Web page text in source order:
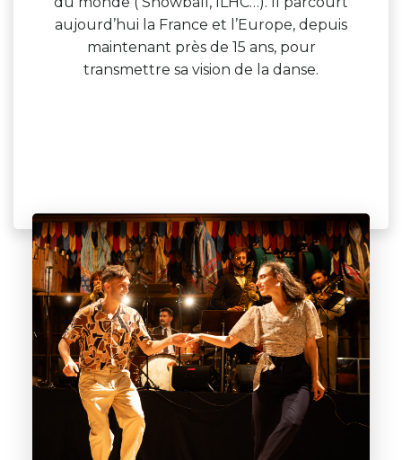
aujourd’hui la France et l’Europe, depuis
maintenant près de 15 ans, pour
transmettre sa vision de la danse.